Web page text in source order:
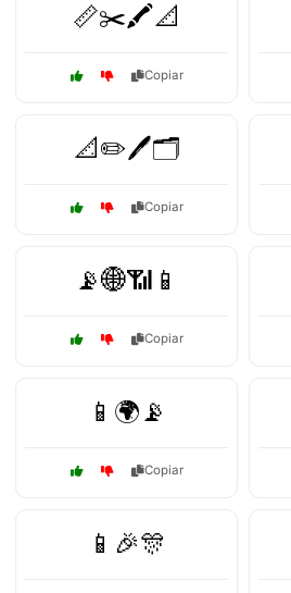
📏✂️🖍️📐
Copiar
📐✏️🖊️🗂️
Copiar
📡🌐📶📱
Copiar
📱🌍📡
Copiar
📱🎉🎊